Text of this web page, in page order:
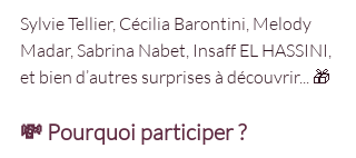
Sylvie Tellier, Cécilia Barontini, Melody
Madar, Sabrina Nabet, Insaff EL HASSINI,
et bien d’autres surprises à découvrir... 🎁
💸 Pourquoi participer ?